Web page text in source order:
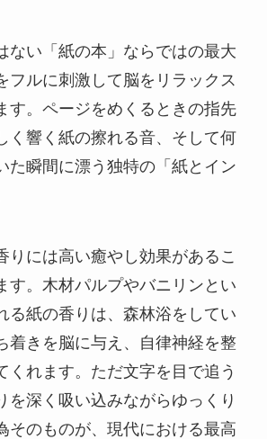
ない「紙の本」ならではの最大
フルに刺激して脳をリラックス
す。ページをめくるときの指先
く響く紙の擦れる音、そして何
た瞬間に漂う独特の「紙とイン
りには高い癒やし効果があるこ
す。木材パルプやバニリンとい
る紙の香りは、森林浴をしてい
着きを脳に与え、自律神経を整
くれます。ただ文字を目で追う
を深く吸い込みながらゆっくり
そのものが、現代における最高